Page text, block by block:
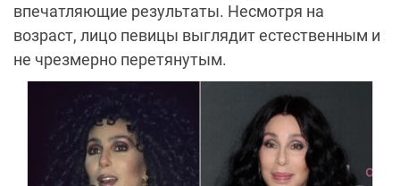
впечатляющие результаты. Несмотря на
возраст, лицо певицы выглядит естественным и
не чрезмерно перетянутым.